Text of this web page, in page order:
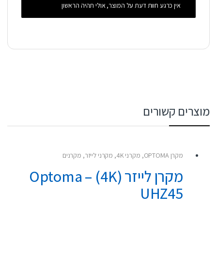
אין כרגע חוות דעת על המוצר, אולי תהיה הראשון
מוצרים קשורים
מקרן OPTOMA , מקרני 4K , מקרני לייזר, מקרנים
מקרן לייזר (4K) – Optoma
UHZ45